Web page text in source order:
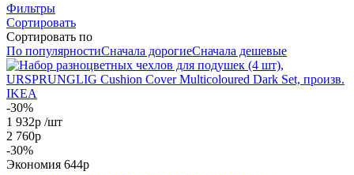
Фильтры
Сортировать
Сортировать по
По популярностиСначала дорогиеСначала дешевые
-30%
1 932р /шт
2 760р
-30%
Экономия 644р